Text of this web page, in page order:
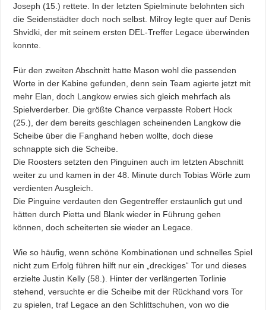
Joseph (15.) rettete. In der letzten Spielminute belohnten sich
die Seidenstädter doch noch selbst. Milroy legte quer auf Denis
Shvidki, der mit seinem ersten DEL-Treffer Legace überwinden
konnte.
Für den zweiten Abschnitt hatte Mason wohl die passenden
Worte in der Kabine gefunden, denn sein Team agierte jetzt mit
mehr Elan, doch Langkow erwies sich gleich mehrfach als
Spielverderber. Die größte Chance verpasste Robert Hock
(25.), der dem bereits geschlagen scheinenden Langkow die
Scheibe über die Fanghand heben wollte, doch diese
schnappte sich die Scheibe.
Die Roosters setzten den Pinguinen auch im letzten Abschnitt
weiter zu und kamen in der 48. Minute durch Tobias Wörle zum
verdienten Ausgleich.
Die Pinguine verdauten den Gegentreffer erstaunlich gut und
hätten durch Pietta und Blank wieder in Führung gehen
können, doch scheiterten sie wieder an Legace.
Wie so häufig, wenn schöne Kombinationen und schnelles Spiel
nicht zum Erfolg führen hilft nur ein „dreckiges“ Tor und dieses
erzielte Justin Kelly (58.). Hinter der verlängerten Torlinie
stehend, versuchte er die Scheibe mit der Rückhand vors Tor
zu spielen, traf Legace an den Schlittschuhen, von wo die